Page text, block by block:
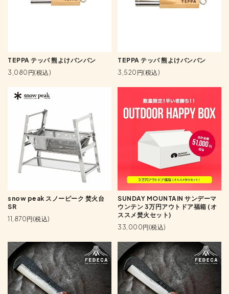
TEPPA テッパ 熊よけバンバン
3,080円(税込)
TEPPA テッパ 熊よけバンバン
3,520円(税込)
snow peak スノーピーク 焚火台
SR
11,870円(税込)
SUNDAY MOUNTAIN サンデーマ
ウンテン 3万円アウトドア福箱 (オ
ススメ焚火セット)
33,000円(税込)